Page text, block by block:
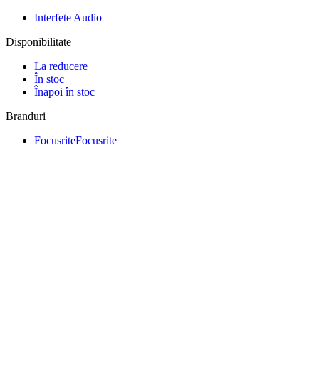
Interfete Audio
Disponibilitate
La reducere
În stoc
Înapoi în stoc
Branduri
FocusriteFocusrite